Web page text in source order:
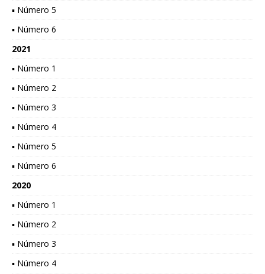
▪ Número 5
▪ Número 6
2021
▪ Número 1
▪ Número 2
▪ Número 3
▪ Número 4
▪ Número 5
▪ Número 6
2020
▪ Número 1
▪ Número 2
▪ Número 3
▪ Número 4